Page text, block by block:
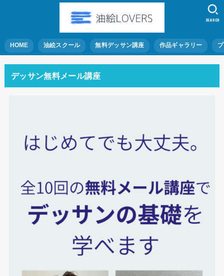
HOME 油絵スクール 無料デッサン講座 作品ギャラリー
SEARCH
デッサン無料メール講座